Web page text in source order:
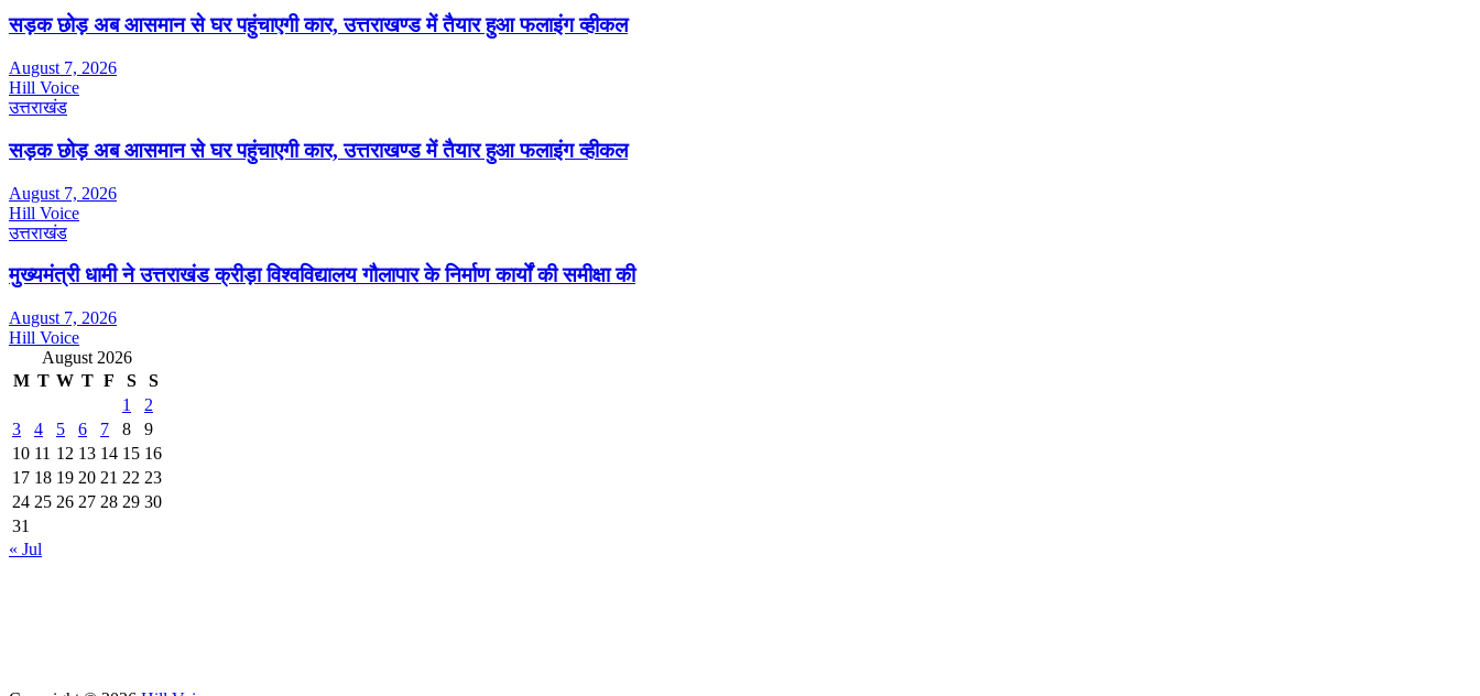
सड़क छोड़ अब आसमान से घर पहुंचाएगी कार, उत्तराखण्ड में तैयार हुआ फलाइंग व्हीकल
August 7, 2026
Hill Voice
उत्तराखंड
सड़क छोड़ अब आसमान से घर पहुंचाएगी कार, उत्तराखण्ड में तैयार हुआ फलाइंग व्हीकल
August 7, 2026
Hill Voice
उत्तराखंड
मुख्यमंत्री धामी ने उत्तराखंड क्रीड़ा विश्वविद्यालय गौलापार के निर्माण कार्यों की समीक्षा की
August 7, 2026
Hill Voice
August 2026
M T W T F S
S
1
2
3
4 5 6 7 8
9
10 11 12 13 14 15 16
17 18 19 20 21 22 23
24 25 26 27 28 29 30
31
« Jul